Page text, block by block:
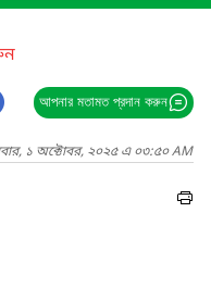
আপনার মতামত প্রদান করুন
১ অক্টোবর, ২০২৫ এ ০৩:৫০ AM